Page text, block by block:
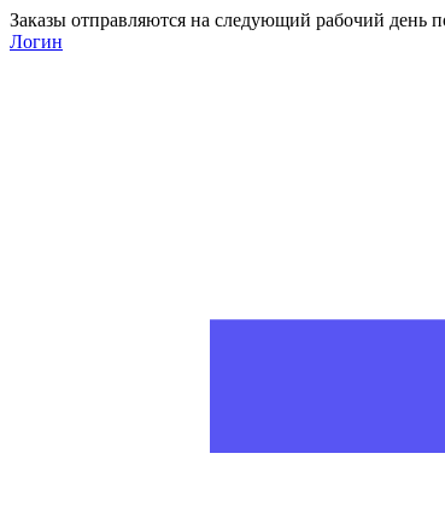
Заказы отправляются на следующий рабочий день
Логин